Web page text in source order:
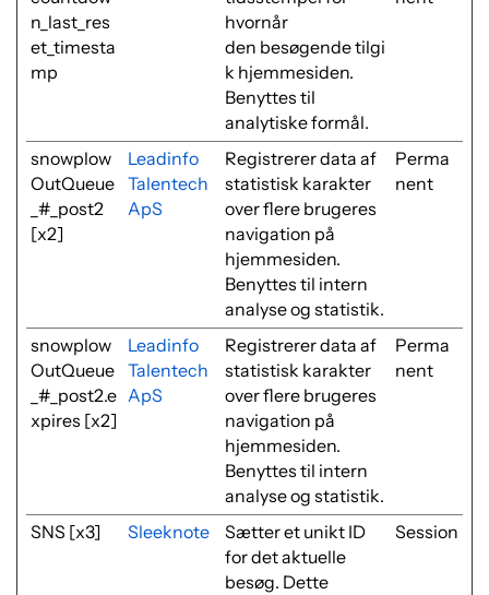
n_last_res
et_timesta
mp
hvornår
den besøgende tilgi
k hjemmesiden.
Benyttes til
analytiske formål.
snowplow
OutQueue
_#_post2
[x2]
Leadinfo
Talentech
ApS
Registrerer data af
statistisk karakter
over flere brugeres
navigation på
hjemmesiden.
Benyttes til intern
analyse og statistik.
Perma
nent
snowplow
OutQueue
_#_post2.e
xpires [x2]
Leadinfo
Talentech
ApS
Registrerer data af
statistisk karakter
over flere brugeres
navigation på
hjemmesiden.
Benyttes til intern
analyse og statistik.
Perma
nent
SNS [x3] Sleeknote
Sætter et unikt ID
for det aktuelle
besøg. Dette
Session